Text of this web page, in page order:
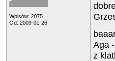
Wpisów: 2075
Od: 2009-01-26
Aga
z